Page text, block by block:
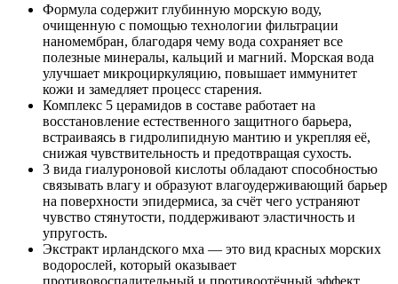
морской
водой
Формула содержит глубинную морскую воду,
очищенную с помощью технологии фильтрации
наномембран, благодаря чему вода сохраняет все
полезные минералы, кальций и магний. Морская вода
улучшает микроциркуляцию, повышает иммунитет
кожи и замедляет процесс старения.
Комплекс 5 церамидов в составе работает на
восстановление естественного защитного барьера,
встраиваясь в гидролипидную мантию и укрепляя её,
снижая чувствительность и предотвращая сухость.
3 вида гиалуроновой кислоты обладают способностью
связывать влагу и образуют влагоудерживающий барьер
на поверхности эпидермиса, за счёт чего устраняют
чувство стянутости, поддерживают эластичность и
упругость.
Экстракт ирландского мха — это вид красных морских
водорослей, который оказывает
противовоспалительный и противоотёчный эффект,